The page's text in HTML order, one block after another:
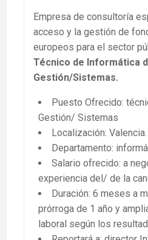
Empresa de consultoría
acceso y la gestión de
europeos para el sector
Técnico de Informática
Gestión/Sistemas.
Puesto Ofrecido:
Gestión/ Sistemas
Localización: Valencia.
Departamento:
Salario ofrecido: a
experiencia del/ de la
Duración: 6 meses a
prórroga de 1 año y
laboral según los